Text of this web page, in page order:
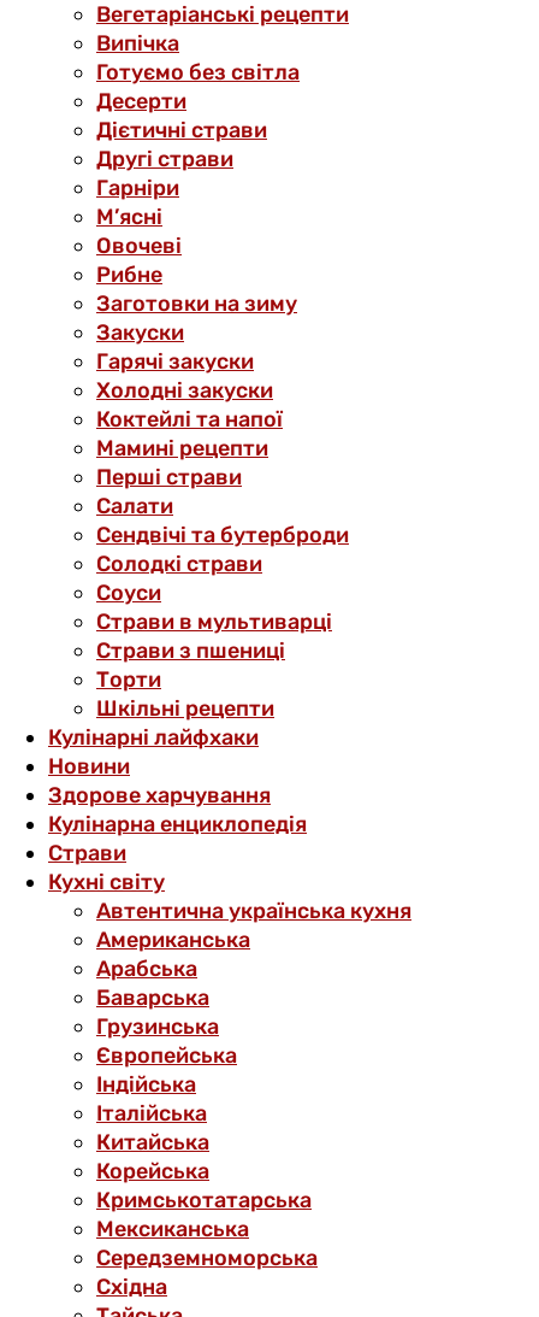
Вегетаріанські рецепти
Випічка
Готуємо без світла
Десерти
Дієтичні страви
Другі страви
Гарніри
М’ясні
Овочеві
Рибне
Заготовки на зиму
Закуски
Гарячі закуски
Холодні закуски
Коктейлі та напої
Мамині рецепти
Перші страви
Салати
Сендвічі та бутерброди
Солодкі страви
Соуси
Страви в мультиварці
Страви з пшениці
Торти
Шкільні рецепти
Кулінарні лайфхаки
Новини
Здорове харчування
Кулінарна енциклопедія
Страви
Кухні світу
Автентична українська кухня
Американська
Арабська
Баварська
Грузинська
Європейська
Індійська
Італійська
Китайська
Корейська
Кримськотатарська
Мексиканська
Середземноморська
Східна